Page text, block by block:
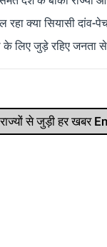
रहा क्या सियासी
लिए जुड़े रहिए जनता से
से जुड़ी हर